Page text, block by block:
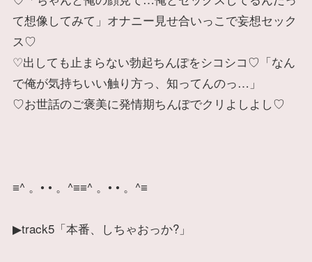
て想像してみて」オナニー見せ合いっこで妄想セック
ス♡
♡出しても止まらない勃起ちんぽをシコシコ♡「なん
で俺が気持ちいい触り方っ、知ってんのっ…」
♡お世話のご褒美に発情期ちんぽでクリよしよし♡
≡^ 。• • 。^≡≡^ 。• • 。^≡
▶track5「本番、しちゃおっか?」